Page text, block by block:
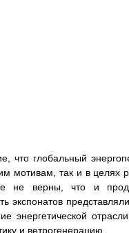
что глобальный
мотивам, так и в
не верны, что и
экспонатов
энергетической
и ветрогенерацию.